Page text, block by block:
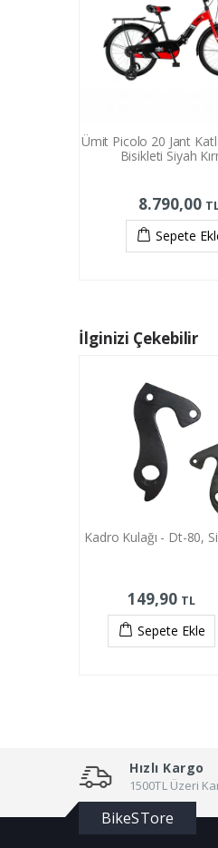
Ümit Picolo 20 Jant
Bisikleti Siyah
8.790,00
Sepete
İlginizi Çekebilir
Kadro Kulağı - Dt-80,
149,90 TL
Sepete Ekle
Hızlı Kargo
1500TL Üzeri
BikeSTore